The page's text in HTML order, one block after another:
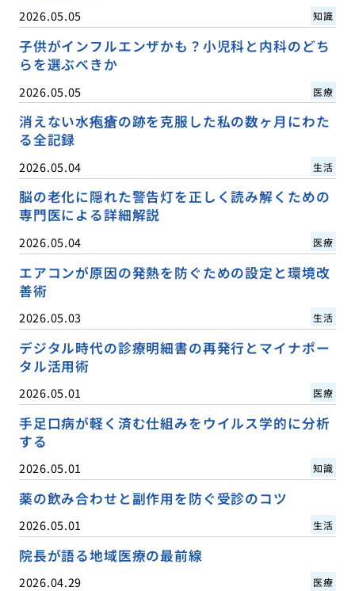
2026.05.05 知識
子供がインフルエンザかも？小児科と内科のどち
らを選ぶべきか
2026.05.05 医療
消えない水疱瘡の跡を克服した私の数ヶ月にわた
る全記録
2026.05.04 生活
脳の老化に隠れた警告灯を正しく読み解くための
専門医による詳細解説
2026.05.04 医療
エアコンが原因の発熱を防ぐための設定と環境改
善術
2026.05.03 生活
デジタル時代の診療明細書の再発行とマイナポー
タル活用術
2026.05.01 医療
手足口病が軽く済む仕組みをウイルス学的に分析
する
2026.05.01 知識
薬の飲み合わせと副作用を防ぐ受診のコツ
2026.05.01 生活
院長が語る地域医療の最前線
2026.04.29 医療